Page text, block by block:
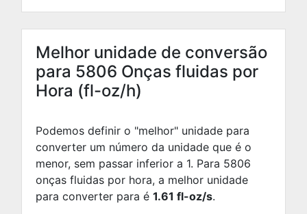
Melhor unidade de conversão
para 5806 Onças fluidas por
Hora (fl-oz/h)
Podemos definir o "melhor" unidade para
converter um número da unidade que é o
menor, sem passar inferior a 1. Para 5806
onças fluidas por hora, a melhor unidade
para converter para é 1.61 fl-oz/s.